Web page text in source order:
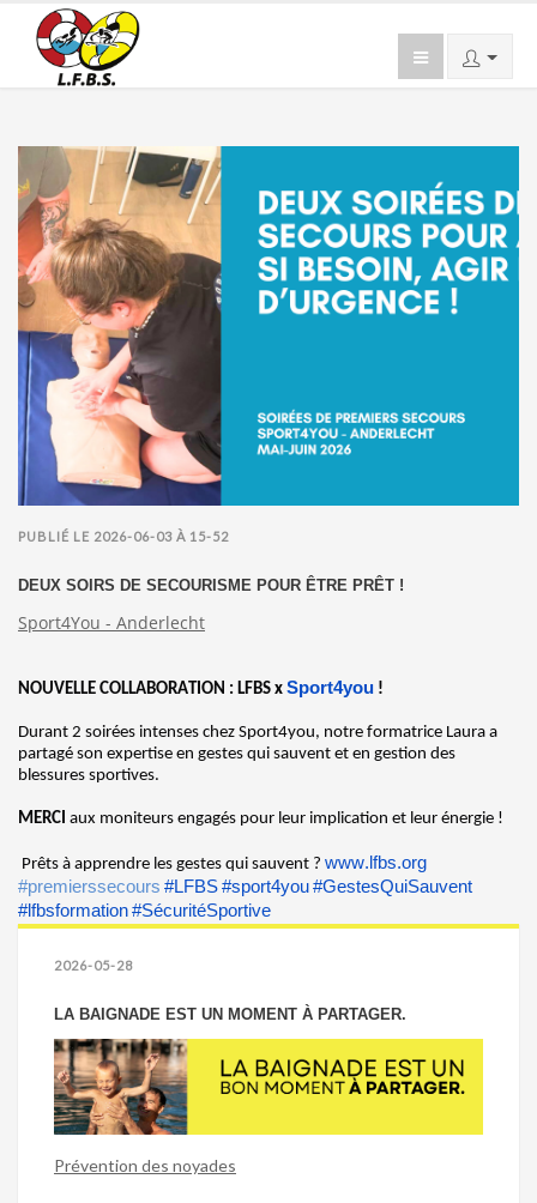
PUBLIÉ LE 2026-06-03 À 15-52
DEUX SOIRS DE SECOURISME POUR ÊTRE PRÊT !
Sport4You - Anderlecht
NOUVELLE COLLABORATION : LFBS x Sport4you !
Durant 2 soirées intenses chez Sport4you, notre formatrice Laura a
partagé son expertise en gestes qui sauvent et en gestion des
blessures sportives.
MERCI aux moniteurs engagés pour leur implication et leur énergie !
Prêts à apprendre les gestes qui sauvent ? www.lfbs.org
#premierssecours #LFBS#sport4you#GestesQuiSauvent
#lfbsformation#SécuritéSportive
2026-05-28
LA BAIGNADE EST UN MOMENT À PARTAGER.
Prévention des noyades